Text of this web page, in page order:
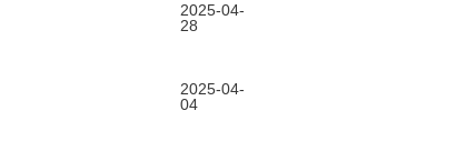
2025-04-
28
2025-04-
04